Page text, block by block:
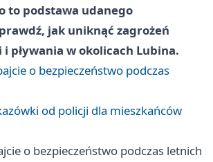
to podstawa udanego
jak uniknąć zagrożeń
i pływania w okolicach Lubina.
o bezpieczeństwo podczas
od policji dla mieszkańców
o bezpieczeństwo podczas letnich